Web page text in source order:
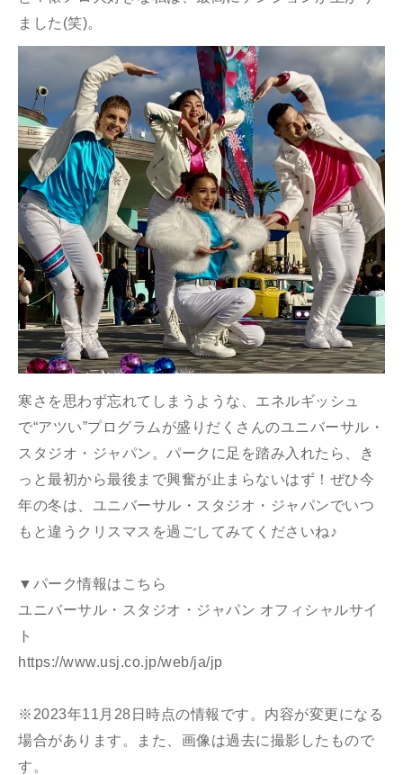
ました(笑)。
寒さを思わず忘れてしまうような、エネルギッシュ
で“アツい”プログラムが盛りだくさんのユニバーサル・
スタジオ・ジャパン。パークに足を踏み入れたら、き
っと最初から最後まで興奮が止まらないはず！ぜひ今
年の冬は、ユニバーサル・スタジオ・ジャパンでいつ
もと違うクリスマスを過ごしてみてくださいね♪
▼パーク情報はこちら
ユニバーサル・スタジオ・ジャパン オフィシャルサイ
ト
https://www.usj.co.jp/web/ja/jp
※2023年11月28日時点の情報です。内容が変更になる
場合があります。また、画像は過去に撮影したもので
す。